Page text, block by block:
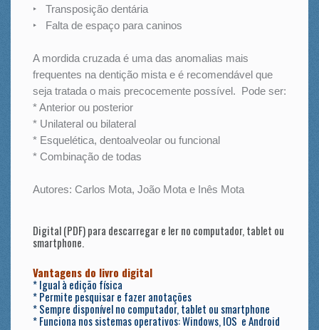
‣ Transposição dentária
‣ Falta de espaço para caninos
A mordida cruzada é uma das anomalias mais
frequentes na dentição mista e é recomendável que
seja tratada o mais precocemente possível. Pode ser:
* Anterior ou posterior
* Unilateral ou bilateral
* Esquelética, dentoalveolar ou funcional
* Combinação de todas
Autores: Carlos Mota, João Mota e Inês Mota
Digital (PDF) para descarregar e ler no computador, tablet ou
smartphone.
Vantagens do livro digital
* Igual à edição física
* Permite pesquisar e fazer anotações
* Sempre disponível no computador, tablet ou smartphone
* Funciona nos sistemas operativos: Windows, IOS e Android